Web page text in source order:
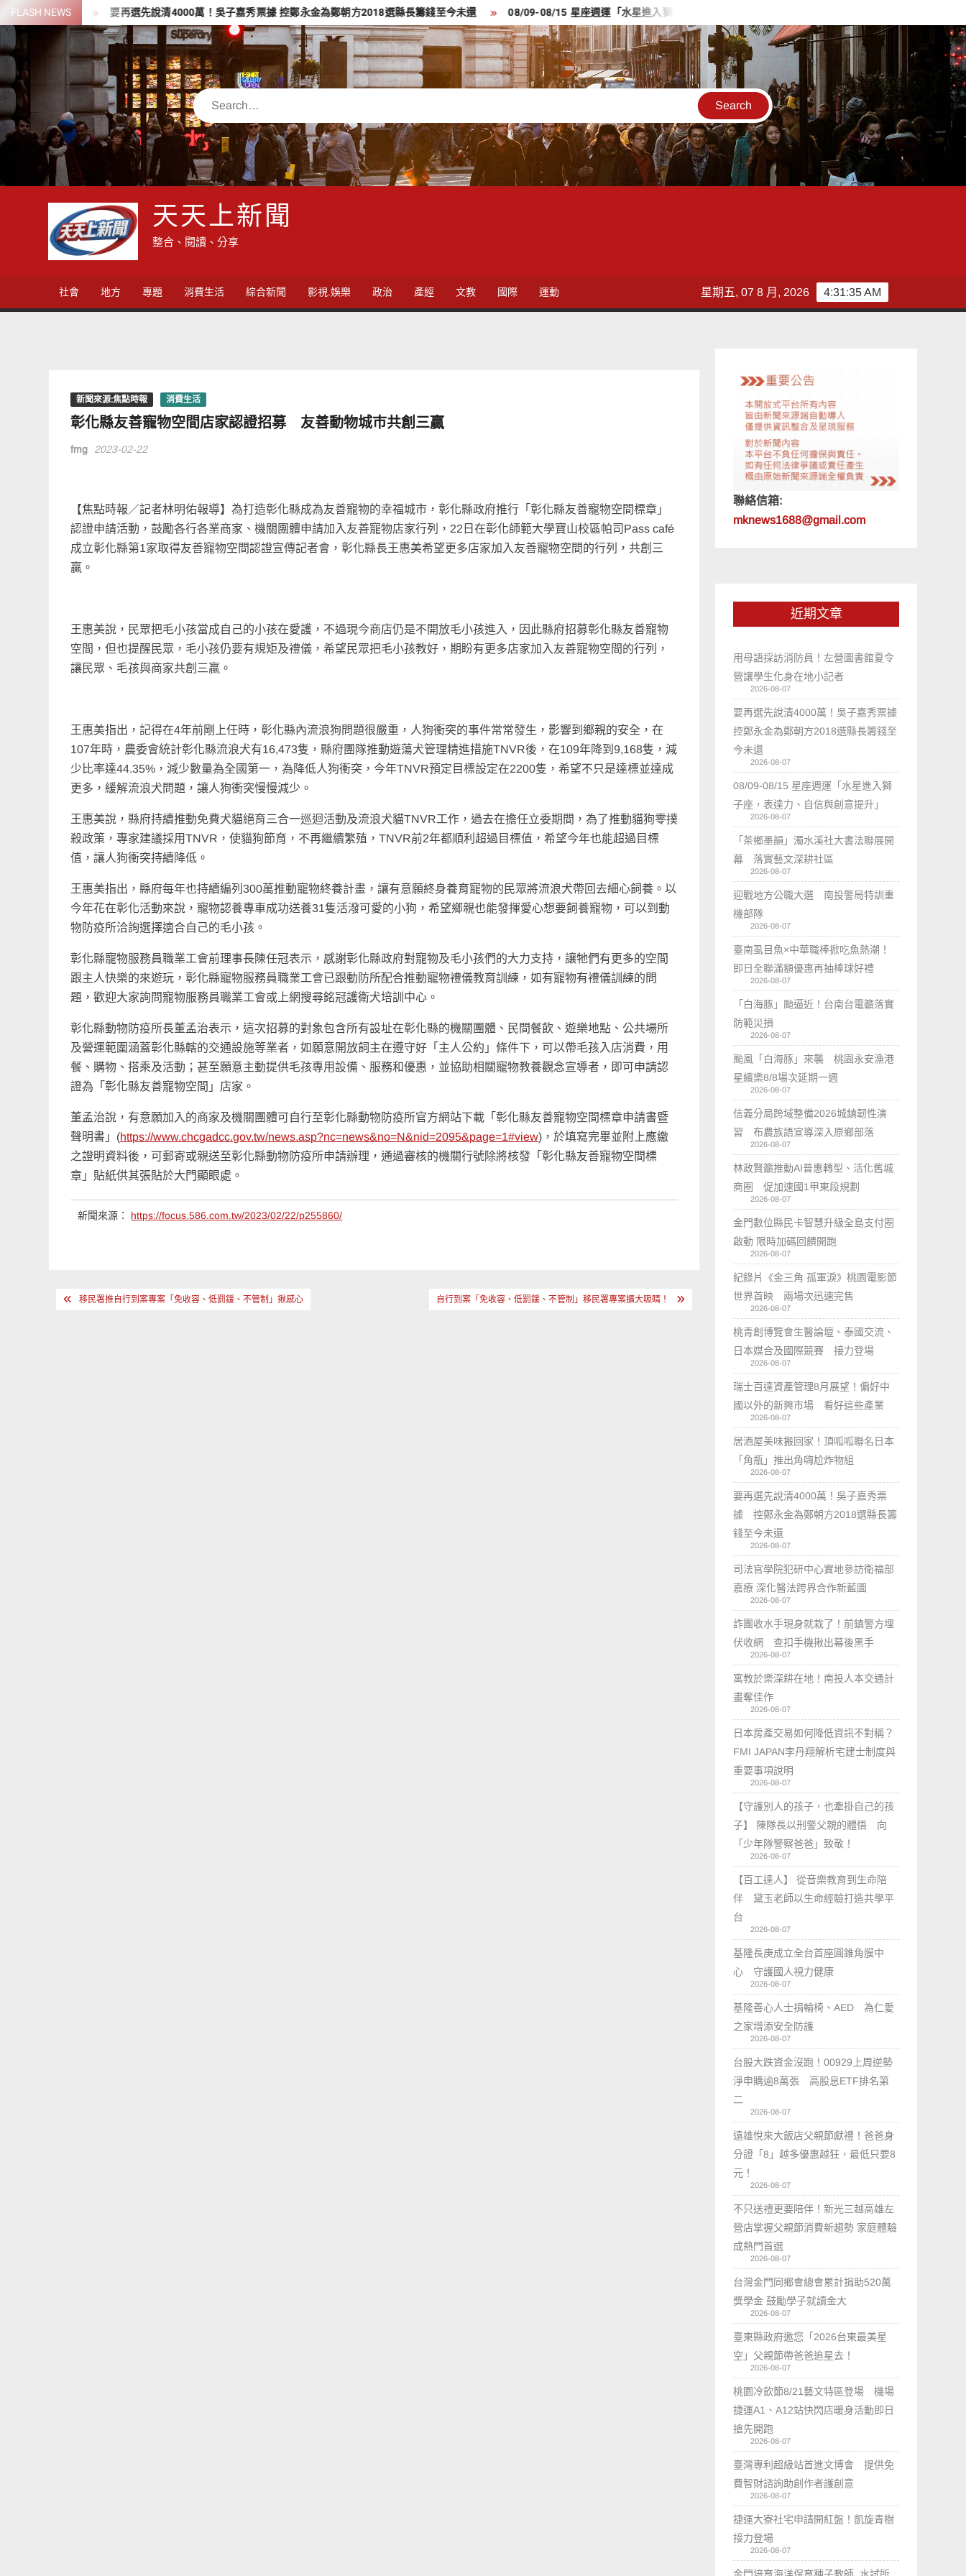
Skip
to
content
FLASH NEWS
小記者 要再選先說清4000萬！吳子嘉秀票據 控鄭永金為鄭朝方2018選縣長籌錢至今未還 08/09-08/15 星座週運「水星進入獅子座，表達力、自信與創意提升」
Search
天天上新聞
整合、閱讀、分享
社會 地方 專題 消費生活 綜合新聞 影視.娛樂 政治 產經 文教 國際 運動 4:31:36 AM
星期五, 07 8 月, 2026
新聞來源:焦點時報 消費生活
彰化縣友善寵物空間店家認證招募 友善動物城巿共創三贏
fmg 2023-02-22
【焦點時報／記者林明佑報導】為打造彰化縣成為友善寵物的幸福城市，彰化縣政府推行「彰化縣友善寵物空間標章」
認證申請活動，鼓勵各行各業商家、機關團體申請加入友善寵物店家行列，22日在彰化師範大學寶山校區帕司Pass café
成立彰化縣第1家取得友善寵物空間認證宣傳記者會，彰化縣長王惠美希望更多店家加入友善寵物空間的行列，共創三
贏。
王惠美說，民眾把毛小孩當成自己的小孩在愛護，不過現今商店仍是不開放毛小孩進入，因此縣府招募彰化縣友善寵物
空間，但也提醒民眾，毛小孩仍要有規矩及禮儀，希望民眾把毛小孩教好，期盼有更多店家加入友善寵物空間的行列，
讓民眾、毛孩與商家共創三贏。
王惠美指出，記得在4年前剛上任時，彰化縣內流浪狗問題很嚴重，人狗衝突的事件常常發生，影響到鄉親的安全，在
107年時，農委會統計彰化縣流浪犬有16,473隻，縣府團隊推動遊蕩犬管理精進措施TNVR後，在109年降到9,168隻，減
少比率達44.35%，減少數量為全國第一，為降低人狗衝突，今年TNVR預定目標設定在2200隻，希望不只是達標並達成
更多，緩解流浪犬問題，讓人狗衝突慢慢減少。
王惠美說，縣府持續推動免費犬貓絕育三合一巡迴活動及流浪犬貓TNVR工作，過去在擔任立委期間，為了推動貓狗零撲
殺政策，專家建議採用TNVR，使貓狗節育，不再繼續繁殖，TNVR前2年都順利超過目標值，希望今年也能超過目標
值，讓人狗衝突持續降低。
王惠美指出，縣府每年也持續編列300萬推動寵物終養計畫，讓有意願終身養育寵物的民眾將流浪犬帶回去細心飼養。以
今年花在彰化活動來說，寵物認養專車成功送養31隻活潑可愛的小狗，希望鄉親也能發揮愛心想要飼養寵物，可以到動
物防疫所洽詢選擇適合自己的毛小孩。
彰化縣寵物服務員職業工會前理事長陳任冠表示，感謝彰化縣政府對寵物及毛小孩們的大力支持，讓牠們有更多的空間
跟主人快樂的來遊玩，彰化縣寵物服務員職業工會已跟動防所配合推動寵物禮儀教育訓練，如有寵物有禮儀訓練的問
題，歡迎大家詢問寵物服務員職業工會或上網搜尋銘冠護衛犬培訓中心。
彰化縣動物防疫所長董孟治表示，這次招募的對象包含所有設址在彰化縣的機關團體、民間餐飲、遊樂地點、公共場所
及營運範圍涵蓋彰化縣轄的交通設施等業者，如願意開放飼主在遵守好「主人公約」條件下，可以帶毛孩入店消費，用
餐、購物、搭乘及活動；甚至願意主動提供毛孩專用設備、服務和優惠，並協助相關寵物教養觀念宣導者，即可申請認
證為「彰化縣友善寵物空間」店家。
董孟治說，有意願加入的商家及機關團體可自行至彰化縣動物防疫所官方網站下載「彰化縣友善寵物空間標章申請書暨
聲明書」(https://www.chcgadcc.gov.tw/news.asp?nc=news&no=N&nid=2095&page=1#view)，於填寫完畢並附上應繳
之證明資料後，可郵寄或親送至彰化縣動物防疫所申請辦理，通過審核的機關行號除將核發「彰化縣友善寵物空間標
章」貼紙供其張貼於大門顯眼處。
新聞來源： https://focus.586.com.tw/2023/02/22/p255860/
文 移民署推自行到案專案「免收容、低罰鍰、不管制」揪感心 自行到案「免收容、低罰鍰、不管制」移民署專案擴大吸睛！
聯絡信箱:
mknews1688@gmail.com
近期文章
用母語採訪消防員！左營圖書館夏令
營讓學生化身在地小記者
2026-08-07
要再選先說清4000萬！吳子嘉秀票據
控鄭永金為鄭朝方2018選縣長籌錢至
今未還
2026-08-07
08/09-08/15 星座週運「水星進入獅
子座，表達力、自信與創意提升」
2026-08-07
「茶鄉墨韻」濁水溪社大書法聯展開
幕 落實藝文深耕社區
2026-08-07
迎戰地方公職大選 南投警局特訓重
機部隊
2026-08-07
臺南虱目魚×中華職棒掀吃魚熱潮！
即日全聯滿額優惠再抽棒球好禮
2026-08-07
「白海豚」颱逼近！台南台電籲落實
防範災損
2026-08-07
颱風「白海豚」來襲 桃園永安漁港
星繽樂8/8場次延期一週
2026-08-07
信義分局跨域整備2026城鎮韌性演
習 布農族語宣導深入原鄉部落
2026-08-07
林政賢籲推動AI普惠轉型、活化舊城
商圈 促加速國1甲東段規劃
2026-08-07
金門數位縣民卡智慧升級全島支付圈
啟動 限時加碼回饋開跑
2026-08-07
紀錄片《金三角 孤軍淚》桃園電影節
世界首映 兩場次迅速完售
2026-08-07
桃青創博覽會生醫論壇、泰國交流、
日本媒合及國際競賽 接力登場
2026-08-07
瑞士百達資產管理8月展望！偏好中
國以外的新興市場 看好這些產業
2026-08-07
居酒屋美味搬回家！頂呱呱聯名日本
「角瓶」推出角嗨尬炸物組
2026-08-07
要再選先說清4000萬！吳子嘉秀票
據 控鄭永金為鄭朝方2018選縣長籌
錢至今未還
2026-08-07
司法官學院犯研中心實地參訪衛福部
嘉療 深化醫法跨界合作新藍圖
2026-08-07
詐團收水手現身就栽了！前鎮警方埋
伏收網 查扣手機揪出幕後黑手
2026-08-07
寓教於樂深耕在地！南投人本交通計
畫奪佳作
2026-08-07
日本房產交易如何降低資訊不對稱？
FMI JAPAN李丹翔解析宅建士制度與
重要事項說明
2026-08-07
【守護別人的孩子，也牽掛自己的孩
子】 陳隊長以刑警父親的體悟 向
「少年隊警察爸爸」致敬！
2026-08-07
【百工達人】 從音樂教育到生命陪
伴 黛玉老師以生命經驗打造共學平
台
2026-08-07
基隆長庚成立全台首座圓錐角膜中
心 守護國人視力健康
2026-08-07
基隆善心人士捐輪椅、AED 為仁愛
之家增添安全防護
2026-08-07
台股大跌資金沒跑！00929上周逆勢
淨申購逾8萬張 高股息ETF排名第
二
2026-08-07
遠雄悅來大飯店父親節獻禮！爸爸身
分證「8」越多優惠越狂，最低只要8
元！
2026-08-07
不只送禮更要陪伴！新光三越高雄左
營店掌握父親節消費新趨勢 家庭體驗
成熱門首選
2026-08-07
台灣金門同鄉會總會累計捐助520萬
獎學金 鼓勵學子就讀金大
2026-08-07
臺東縣政府邀您「2026台東最美星
空」父親節帶爸爸追星去！
2026-08-07
桃園冷飲節8/21藝文特區登場 機場
捷運A1、A12站快閃店暖身活動即日
搶先開跑
2026-08-07
臺灣專利超級站首進文博會 提供免
費智財諮詢助創作者護創意
2026-08-07
捷運大寮社宅申請開紅盤！凱旋青樹
接力登場
2026-08-07
金門培育海洋保育種子教師 水試所